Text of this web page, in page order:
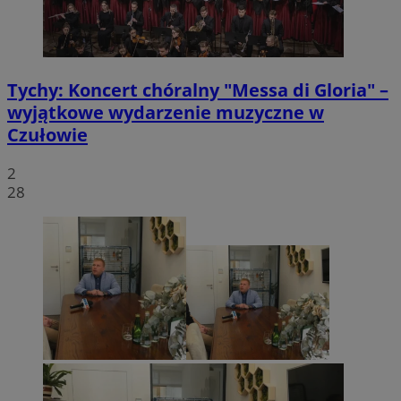
Tychy: Koncert chóralny "Messa di Gloria" –
wyjątkowe wydarzenie muzyczne w
Czułowie
2
28
YouTube
.youtube.com
CookieScriptConsent
CookieScript
mojetychy.pl
4 tygodnie 2